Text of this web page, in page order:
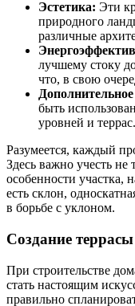
Эстетика: Эти
природного
различные
лучшему стоку
что, в свою
быть
уровней и террас.
Разумеется, каждый
Здесь важно учесть не
особенности участка,
есть склон,
в борьбе с уклоном.
Создание
При строительстве
стать настоящим
правильно